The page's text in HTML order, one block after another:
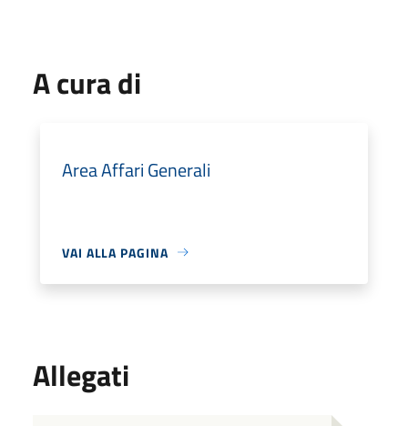
A cura di
Area Affari Generali
VAI ALLA PAGINA
Allegati